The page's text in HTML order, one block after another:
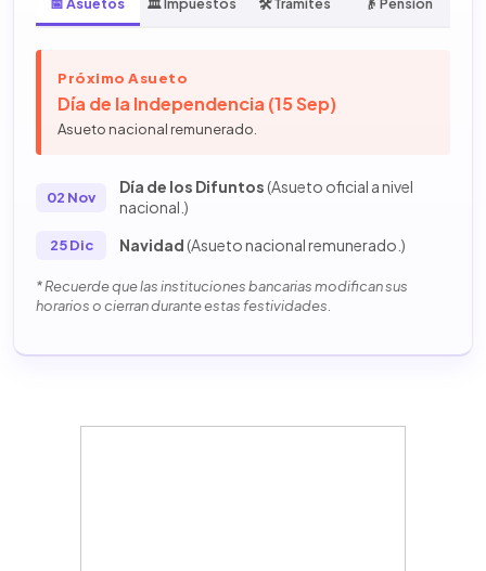
Próximo Asueto
Día de la Independencia (15 Sep)
Asueto nacional remunerado.
02 Nov
Día de los Difuntos(Asueto oficial a nivel
nacional.)
25 Dic Navidad(Asueto nacional remunerado.)
* Recuerde que las instituciones bancarias modifican sus
horarios o cierran durante estas festividades.